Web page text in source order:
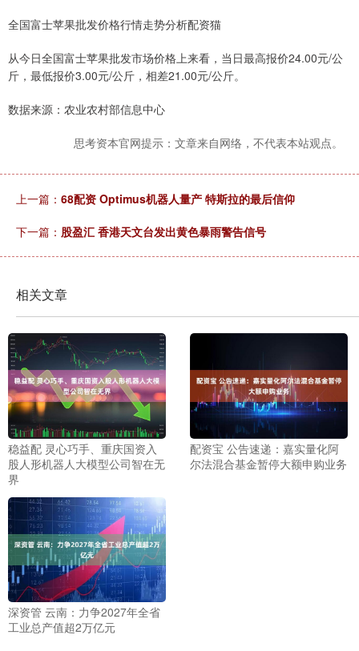
全国富士苹果批发价格行情走势分析配资猫
从今日全国富士苹果批发市场价格上来看，当日最高报价24.00元/公
斤，最低报价3.00元/公斤，相差21.00元/公斤。
数据来源：农业农村部信息中心
思考资本官网提示：文章来自网络，不代表本站观点。
上一篇： 68配资 Optimus机器人量产 特斯拉的最后信仰
下一篇： 股盈汇 香港天文台发出黄色暴雨警告信号
相关文章
稳益配 灵心巧手、重庆国资入
股人形机器人大模型公司智在无
界
配资宝 公告速递：嘉实量化阿
尔法混合基金暂停大额申购业务
深资管 云南：力争2027年全省
工业总产值超2万亿元